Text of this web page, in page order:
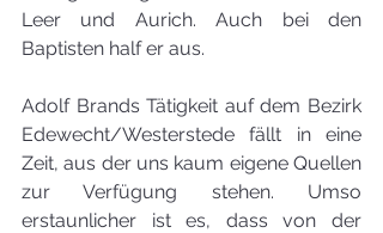
Leer und Aurich. Auch bei den
Baptisten half er aus.
Adolf Brands Tätigkeit auf dem Bezirk
Edewecht/Westerstede fällt in eine
Zeit, aus der uns kaum eigene Quellen
zur Verfügung stehen. Umso
erstaunlicher ist es, dass von der